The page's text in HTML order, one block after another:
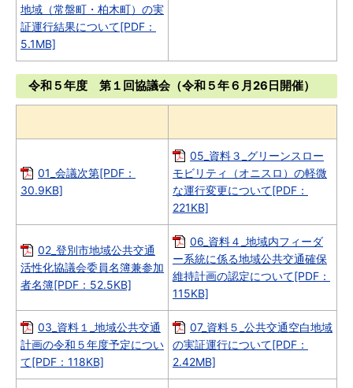
地域（常盤町・柏木町）の実
証運行結果について[PDF：
5.1MB]
令和５年度 第１回協議会（令和５年６月26日開催）
01_会議次第[PDF：
30.9KB]
05_資料３_グリーンスロー
モビリティ（オニスロ）の軽微
な運行変更について[PDF：
221KB]
02_登別市地域公共交通
活性化協議会委員名簿兼参加
者名簿[PDF：52.5KB]
06_資料４_地域内フィーダ
ー系統に係る地域公共交通確保
維持計画の認定について[PDF：
115KB]
03_資料１_地域公共交通
計画の令和５年度予定につい
て[PDF：118KB]
07_資料５_公共交通空白地域
の実証運行について[PDF：
2.42MB]